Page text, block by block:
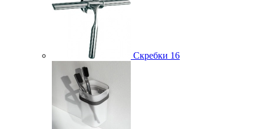
Скребки 16